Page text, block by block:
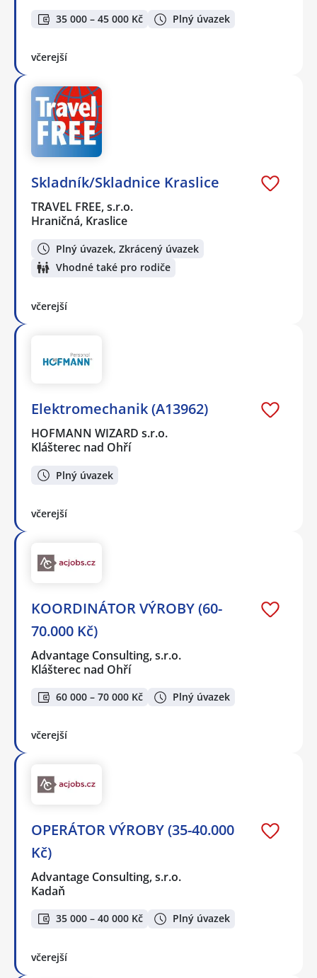
35 000 – 45 000 Kč Plný úvazek
včerejší
Skladník/Skladnice Kraslice
TRAVEL FREE, s.r.o.
Hraničná, Kraslice
Plný úvazek, Zkrácený úvazek
Vhodné také pro rodiče
včerejší
Elektromechanik (A13962)
HOFMANN WIZARD s.r.o.
Klášterec nad Ohří
Plný úvazek
včerejší
KOORDINÁTOR VÝROBY (60-
70.000 Kč)
Advantage Consulting, s.r.o.
Klášterec nad Ohří
60 000 – 70 000 Kč Plný úvazek
včerejší
OPERÁTOR VÝROBY (35-40.000
Kč)
Advantage Consulting, s.r.o.
Kadaň
35 000 – 40 000 Kč Plný úvazek
včerejší